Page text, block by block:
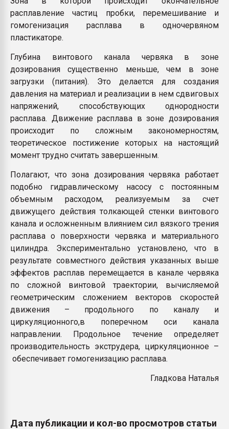
бутылок
расплавление частиц пробки, перемешивание и
гомогенизация расплава в одночервяном
пластикаторе.
Глубина винтового канала червяка в зоне
дозирования существенно меньше, чем в зоне
загрузки (питания). Это делается для создания
давления на материал и реализации в нем сдвиговых
напряжений, способствующих однородности
расплава. Движение расплава в зоне дозирования
происходит по сложным закономерностям,
теоретическое постижение которых на настоящий
момент трудно считать завершенным.
Полагают, что зона дозирования червяка работает
подобно гидравлическому насосу с постоянным
объемным расходом, реализуемым за счет
движущего действия толкающей стенки винтового
канала и осложненным влиянием сил вязкого трения
расплава о поверхности червяка и материального
цилиндра. Экспериментально установлено, что в
результате совместного действия указанных выше
эффектов расплав перемещается в канале червяка
по сложной винтовой траектории, вычисляемой
геометрическим сложением векторов скоростей
движения – продольного по каналу и
циркуляционного,в поперечном оси канала
направлении. Продольное течение определяет
производительность экструдера, циркуляционное –
обеспечивает гомогенизацию расплава.
Гладкова Наталья
Дата публикации и кол-во просмотров статьи